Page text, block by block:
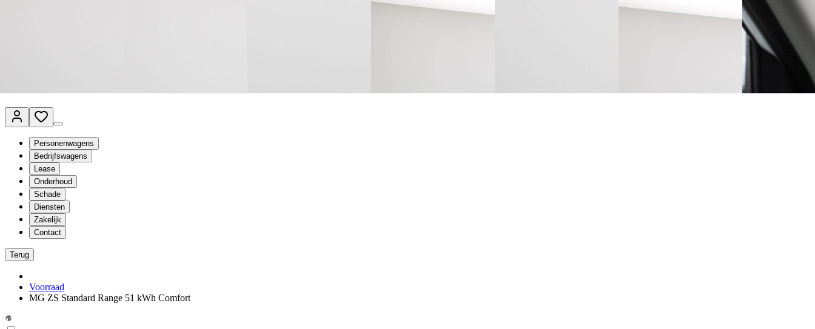
Personenwagens
Bedrijfswagens
Lease
Onderhoud
Schade
Diensten
Zakelijk
Contact
Terug
Voorraad
MG ZS Standard Range 51 kWh Comfort